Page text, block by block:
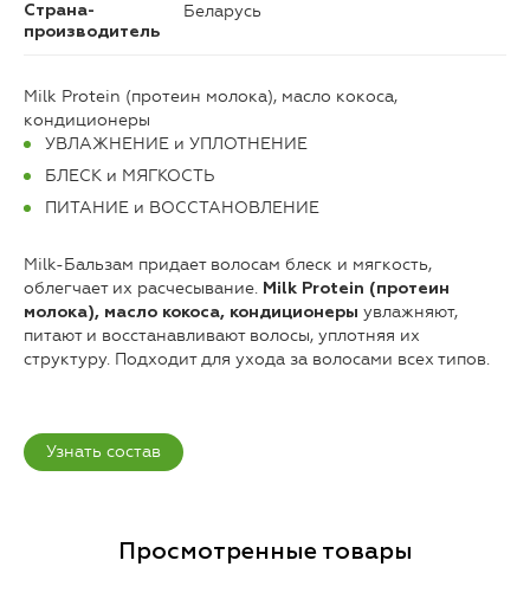
Страна-
производитель
Беларусь
Milk Protein (протеин молока), масло кокоса,
кондиционеры
УВЛАЖНЕНИЕ и УПЛОТНЕНИЕ
БЛЕСК и МЯГКОСТЬ
ПИТАНИЕ и ВОССТАНОВЛЕНИЕ
Milk-Бальзам придает волосам блеск и мягкость,
облегчает их расчесывание. Milk Protein (протеин
молока), масло кокоса, кондиционеры увлажняют,
питают и восстанавливают волосы, уплотняя их
структуру. Подходит для ухода за волосами всех типов.
Узнать состав
Просмотренные товары